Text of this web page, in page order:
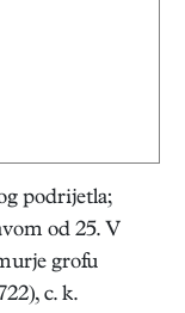
podrijetla;
od 25. V
grofu
c. k.